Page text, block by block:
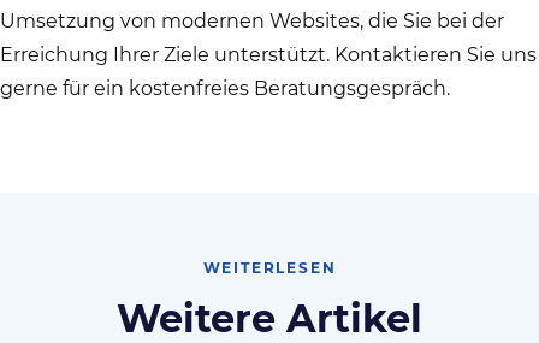
Umsetzung von modernen Websites, die Sie bei der
Erreichung Ihrer Ziele unterstützt. Kontaktieren Sie uns
gerne für ein kostenfreies Beratungsgespräch.
WEITERLESEN
Weitere Artikel